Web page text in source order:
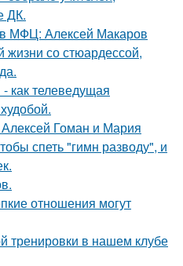
ДК.
МФЦ: Алексей Макаров
жизни со стюардессой,
как телеведущая
Гоман и Мария
спеть "гимн разводу", и
отношения могут
тренировки в нашем клубе